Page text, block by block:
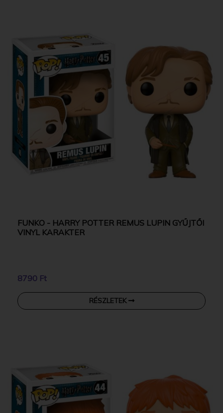
FUNKO - HARRY POTTER REMUS LUPIN GYŰJTŐI
VINYL KARAKTER
8790 Ft
RÉSZLETEK